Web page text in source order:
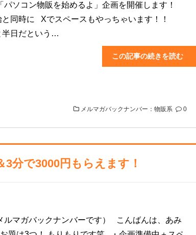
パソコン物販を始めるよ」企画を開催します！
と同時に Xでスペースもやっちゃいます！！
半日だという…
この記事の続きを読む
メルマガバックナンバー：物販系 0
分で3000円もらえます！
ルマガバックナンバーです） こんばんは、あみ